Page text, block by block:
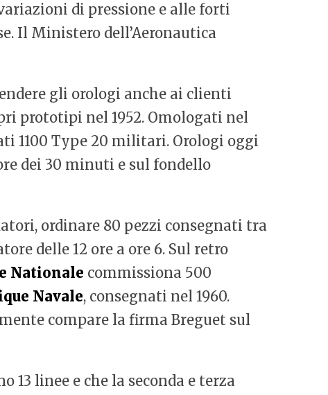
di pressione e alle forti
Il Ministero dell’Aeronautica
gli orologi anche ai clienti
prototipi nel 1952. Omologati nel
1100 Type 20 militari. Orologi oggi
dei 30 minuti e sul fondello
ordinare 80 pezzi consegnati tra
delle 12 ore a ore 6. Sul retro
Nationale commissiona 500
Navale, consegnati nel 1960.
compare la firma Breguet sul
linee e che la seconda e terza